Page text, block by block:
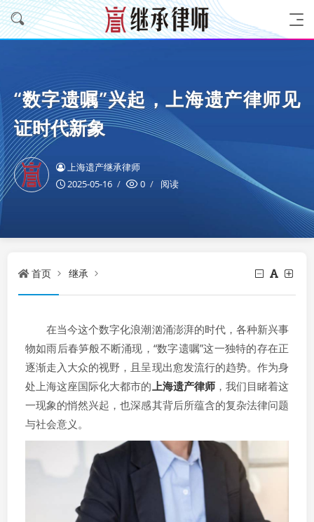
“数字遗嘱”兴起，上海遗产律师见
证时代新象
上海遗产继承律师
2025-05-16
0 阅读
首页 继承
在当今这个数字化浪潮汹涌澎湃的时代，各种新兴事
物如雨后春笋般不断涌现，“数字遗嘱”这一独特的存在正
逐渐走入大众的视野，且呈现出愈发流行的趋势。作为身
处上海这座国际化大都市的上海遗产律师，我们目睹着这
一现象的悄然兴起，也深感其背后所蕴含的复杂法律问题
与社会意义。